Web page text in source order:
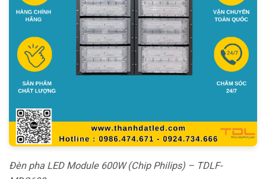
Đèn pha LED Module 600W (Chip Philips) – TDLF-